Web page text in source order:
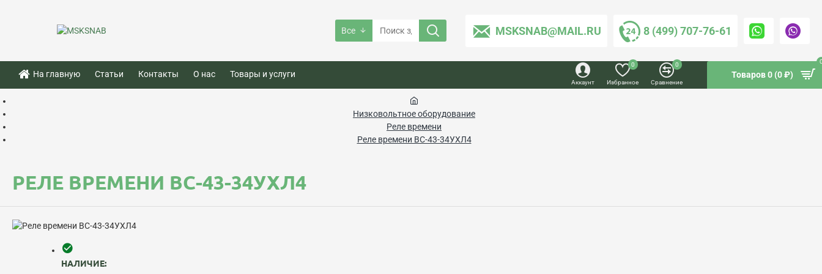
Все MSKSNAB@MAIL.RU 8 (499) 707-76-61
На главную Статьи Контакты О нас Товары и услуги
Аккаунт Избранное
0
Сравнение
0
Товаров 0 (0 ₽)
Низковольтное оборудование
Реле времени
Реле времени ВС-43-34УХЛ4
РЕЛЕ ВРЕМЕНИ ВС-43-34УХЛ4
НАЛИЧИЕ: